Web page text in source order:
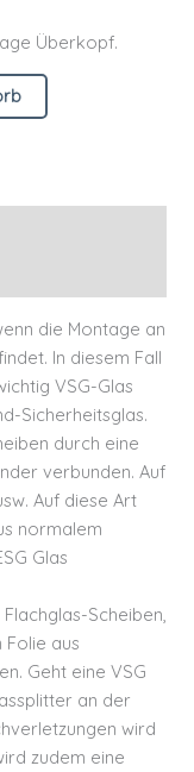
Überkopf.
die Montage an
In diesem Fall
VSG-Glas
Sicherheitsglas.
durch eine
verbunden. Auf
Auf diese Art
normalem
Glas
Scheiben,
Folie aus
Geht eine VSG
an der
wird
zudem eine